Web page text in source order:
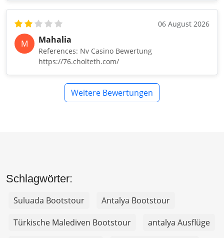
06 August 2026
M Mahalia
References: Nv Casino Bewertung
https://76.cholteth.com/
Weitere Bewertungen
Schlagwörter:
Suluada Bootstour
Antalya Bootstour
Türkische Malediven Bootstour
antalya Ausflüge